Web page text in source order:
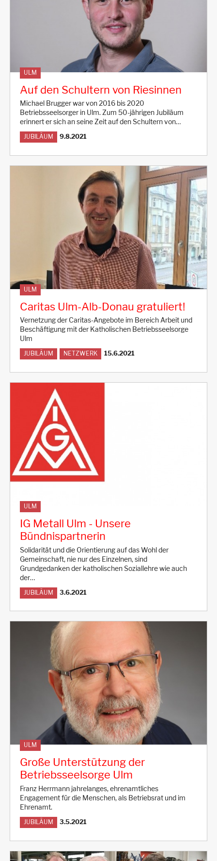
ULM
Auf den Schultern von Riesinnen
Michael Brugger war von 2016 bis 2020
Betriebsseelsorger in Ulm. Zum 50-jährigen Jubiläum
erinnert er sich an seine Zeit auf den Schultern von…
JUBILÄUM 9.8.2021
ULM
Caritas Ulm-Alb-Donau gratuliert!
Vernetzung der Caritas-Angebote im Bereich Arbeit und
Beschäftigung mit der Katholischen Betriebsseelsorge
Ulm
JUBILÄUM NETZWERK 15.6.2021
ULM
IG Metall Ulm - Unsere
Bündnispartnerin
Solidarität und die Orientierung auf das Wohl der
Gemeinschaft, nie nur des Einzelnen, sind
Grundgedanken der katholischen Soziallehre wie auch
der…
JUBILÄUM 3.6.2021
ULM
Große Unterstützung der
Betriebsseelsorge Ulm
Franz Herrmann jahrelanges, ehrenamtliches
Engagement für die Menschen, als Betriebsrat und im
Ehrenamt.
JUBILÄUM 3.5.2021